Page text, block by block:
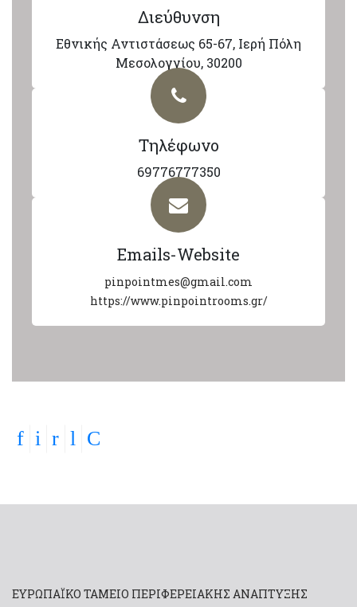
Διεύθυνση
Εθνικής Αντιστάσεως 65-67, Ιερή Πόλη
Μεσολογγίου, 30200
Τηλέφωνο
69776777350
Emails-Website
pinpointmes@gmail.com
https://www.pinpointrooms.gr/
ΕΥΡΩΠΑΪΚΟ ΤΑΜΕΙΟ ΠΕΡΙΦΕΡΕΙΑΚΗΣ ΑΝΑΠΤΥΞΗΣ